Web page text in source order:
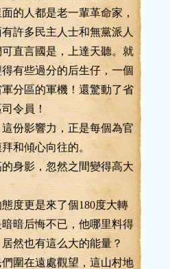
的人都是老一輩革命家，
許多民主人士和無黨派人
直言國是，上達天聽。就
有些過分的后生仔，一個
分區的軍機！還驚動了省
令員！
影響力，正是每個為官
和傾心向往的。
影，忽然之間變得高大
更是來了個180度大轉
暗后悔不已，他哪里料得
然也有這么大的能量？
在遠處觀望，這山村地